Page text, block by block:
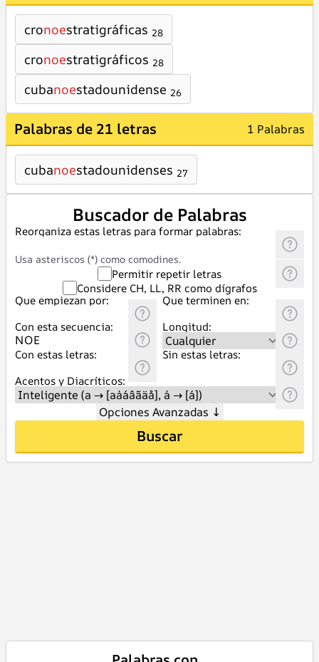
cronoestratigráficas 28
cronoestratigráficos 28
cubanoestadounidense 26
Palabras de 21 letras 1 Palabras
cubanoestadounidenses 27
Buscador de Palabras
Reorganiza estas letras para formar palabras:
Usa asteriscos (*) como comodines.
Permitir repetir letras
Considere CH, LL, RR como dígrafos
Que empiezan por:
Que terminen en:
Con esta secuencia:
Longitud:
Con estas letras:
Sin estas letras:
Acentos y Diacríticos:
Opciones Avanzadas ↓
Buscar